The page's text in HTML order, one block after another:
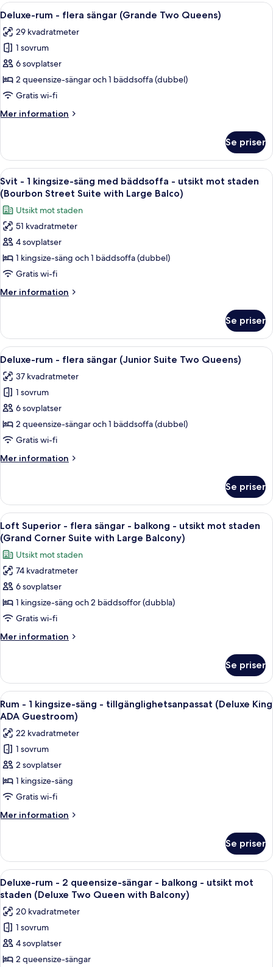
bubbelpool
(Presidential
Suite)
1
säng
med
-
bubbelpool
(Presidential
Suite)
Öppna
alla
foton
för
Deluxe-
rum
-
sängar
Queens)
Ett hotellrum med en stor säng, en
4
Deluxe-rum - flera sängar (Grande Two Queens)
29 kvadratmeter
1 sovrum
6 sovplatser
2 queensize-sängar och 1 bäddsoffa (dubbel)
Gratis wi-fi
Mer information
Mer
rum
flera
sängar
(Grande
Two
Queens)
Se priser
Öppna
alla
foton
för
Svit
-
1
kingsize-
säng
med
-
utsikt
mot
staden
(Bourbon
Street
Suite
with
Large
Balco)
Ett hotellrum med en stor säng, en
6
Svit - 1 kingsize-säng med bäddsoffa - utsikt mot staden
(Bourbon Street Suite with Large Balco)
Utsikt mot staden
51 kvadratmeter
4 sovplatser
1 kingsize-säng och 1 bäddsoffa (dubbel)
Gratis wi-fi
Mer information
Mer
-
kingsize-
med
bäddsoffa
utsikt
mot
staden
(Bourbon
Street
Balco)
Se priser
Öppna
alla
foton
för
Deluxe-
rum
-
sängar
Two
Queens)
Ett hotellrum med två sängar, ett
4
Deluxe-rum - flera sängar (Junior Suite Two Queens)
37 kvadratmeter
1 sovrum
6 sovplatser
2 queensize-sängar och 1 bäddsoffa (dubbel)
Gratis wi-fi
Mer information
Mer
rum
flera
sängar
(Junior
Suite
Two
Queens)
Se priser
Öppna
alla
foton
för
Loft
Superior
-
flera
sängar
-
-
utsikt
mot
staden
(Grand
Corner
Suite
with
Large
Balcony)
Ett hotellrum med en stor säng, en
10
Loft Superior - flera sängar - balkong - utsikt mot staden
(Grand Corner Suite with Large Balcony)
Utsikt mot staden
74 kvadratmeter
6 sovplatser
1 kingsize-säng och 2 bäddsoffor (dubbla)
Gratis wi-fi
Mer information
Mer
Superior
flera
sängar
balkong
utsikt
mot
staden
Corner
Suite
with
Se priser
Öppna
alla
foton
för
Rum
-
1
kingsize-
säng
-
(Deluxe
King
ADA
Guestroom)
Ett välordnat sovrum med en säng,
4
Rum - 1 kingsize-säng - tillgänglighetsanpassat (Deluxe King
ADA Guestroom)
22 kvadratmeter
1 sovrum
2 sovplatser
1 kingsize-säng
Gratis wi-fi
Mer information
Mer
-
kingsize-
säng
tillgänglighetsanpassat
(Deluxe
King
ADA
Guestroom)
Se priser
Öppna
alla
foton
för
Deluxe-
rum
-
Ett hotellrum med två sängar, ett
5
Deluxe-rum - 2 queensize-sängar - balkong - utsikt mot
staden (Deluxe Two Queen with Balcony)
20 kvadratmeter
1 sovrum
4 sovplatser
2 queensize-sängar